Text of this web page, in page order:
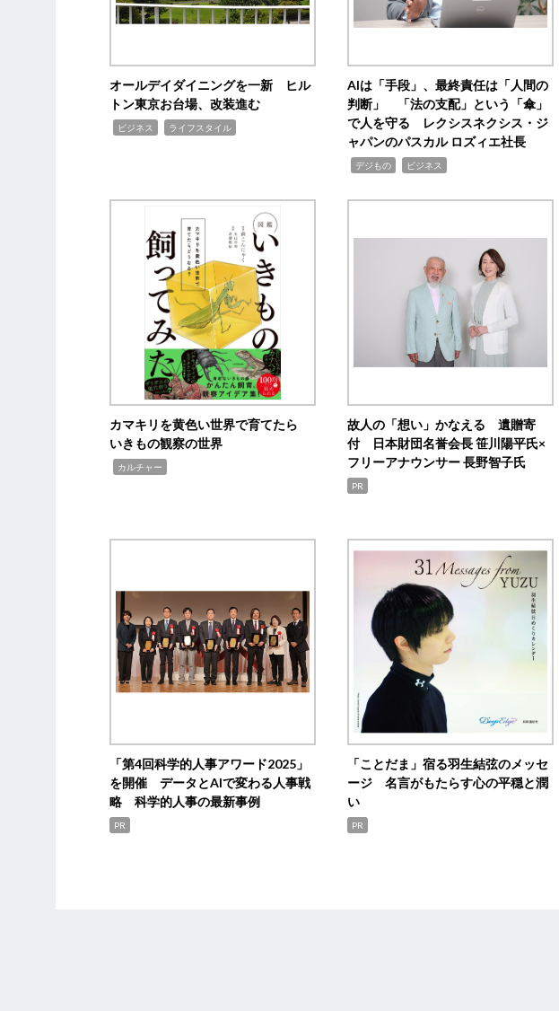
オールデイダイニングを一新 ヒル
トン東京お台場、改装進む
ビジネス ライフスタイル
AIは「手段」、最終責任は「人間の
判断」 「法の支配」という「傘」
で人を守る レクシスネクシス・ジ
ャパンのパスカル ロズィエ社長
デジもの ビジネス
カマキリを黄色い世界で育てたら
いきもの観察の世界
カルチャー
故人の「想い」かなえる 遺贈寄
付 日本財団名誉会長 笹川陽平氏×
フリーアナウンサー 長野智子氏
PR
「第4回科学的人事アワード2025」
を開催 データとAIで変わる人事戦
略 科学的人事の最新事例
PR
「ことだま」宿る羽生結弦のメッセ
ージ 名言がもたらす心の平穏と潤
い
PR